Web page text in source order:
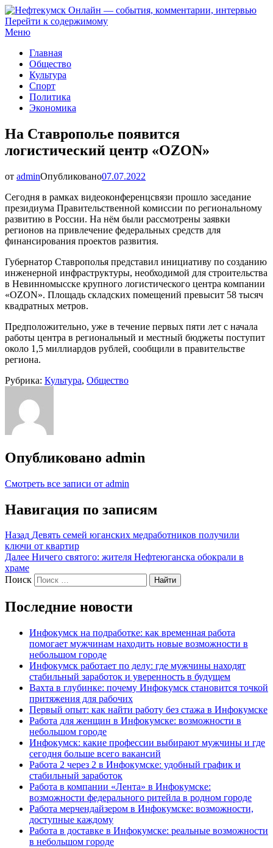
Нефтекумск Онлайн — события, комментарии, интервью
Перейти к содержимому
Меню
Главная
Общество
Культура
Спорт
Политика
Экономика
На Ставрополье появится
логистический центр «OZON»
от adminОпубликовано07.07.2022
Сегодня в рамках видеоконференцсвязи прошло заседание
президиума Правительственной комиссии по региональному
развитию в России. На нём были рассмотрены заявки
регионов на привлечение федеральных средств для
финансирования проектов развития.
Губернатор Ставрополья представил инициативу по созданию
инженерной инфраструктуры, необходимой для строительства
в Невинномысске крупного логистического центра компании
«OZON». Площадь складских помещений превысит 58 тысяч
квадратных метров.
Предположительно, уже в течение первых пяти лет с начала
работы центра в региональный и местный бюджеты поступит
около 1,5 миллиардов рублей, сообщили в правительстве
региона.
Рубрика: Культура, Общество
Опубликовано admin
Смотреть все записи от admin
Навигация по записям
Назад Девять семей юганских медработников получили
ключи от квартир
Далее Ничего святого: жителя Нефтеюганска обокрали в
храме
Поиск
Найти
Последние новости
Инфокумск на подработке: как временная работа
помогает мужчинам находить новые возможности в
небольшом городе
Инфокумск работает по делу: где мужчины находят
стабильный заработок и уверенность в будущем
Вахта в глубинке: почему Инфокумск становится точкой
притяжения для рабочих
Первый опыт: как найти работу без стажа в Инфокумске
Работа для женщин в Инфокумске: возможности в
небольшом городе
Инфокумск: какие профессии выбирают мужчины и где
сегодня больше всего вакансий
Работа 2 через 2 в Инфокумске: удобный график и
стабильный заработок
Работа в компании «Лента» в Инфокумске:
возможности федерального ритейла в родном городе
Работа мерчендайзером в Инфокумске: возможности,
доступные каждому
Работа в доставке в Инфокумске: реальные возможности
в небольшом городе